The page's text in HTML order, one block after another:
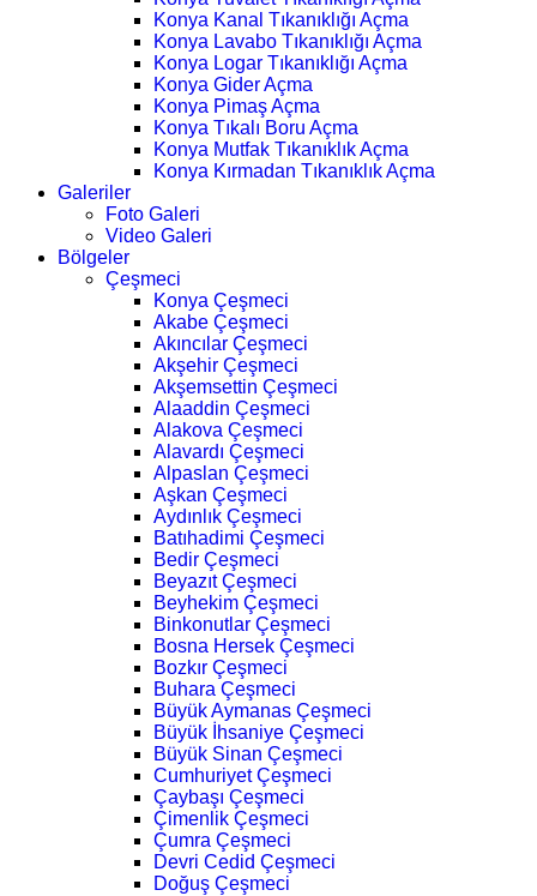
Konya Kanal Tıkanıklığı Açma
Konya Lavabo Tıkanıklığı Açma
Konya Logar Tıkanıklığı Açma
Konya Gider Açma
Konya Pimaş Açma
Konya Tıkalı Boru Açma
Konya Mutfak Tıkanıklık Açma
Konya Kırmadan Tıkanıklık Açma
Galeriler
Foto Galeri
Video Galeri
Bölgeler
Çeşmeci
Konya Çeşmeci
Akabe Çeşmeci
Akıncılar Çeşmeci
Akşehir Çeşmeci
Akşemsettin Çeşmeci
Alaaddin Çeşmeci
Alakova Çeşmeci
Alavardı Çeşmeci
Alpaslan Çeşmeci
Aşkan Çeşmeci
Aydınlık Çeşmeci
Batıhadimi Çeşmeci
Bedir Çeşmeci
Beyazıt Çeşmeci
Beyhekim Çeşmeci
Binkonutlar Çeşmeci
Bosna Hersek Çeşmeci
Bozkır Çeşmeci
Buhara Çeşmeci
Büyük Aymanas Çeşmeci
Büyük İhsaniye Çeşmeci
Büyük Sinan Çeşmeci
Cumhuriyet Çeşmeci
Çaybaşı Çeşmeci
Çimenlik Çeşmeci
Çumra Çeşmeci
Devri Cedid Çeşmeci
Doğuş Çeşmeci